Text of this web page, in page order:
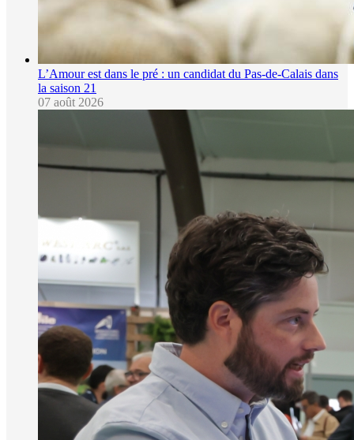
L’Amour est dans le pré : un candidat du Pas-de-Calais dans
la saison 21
07 août 2026